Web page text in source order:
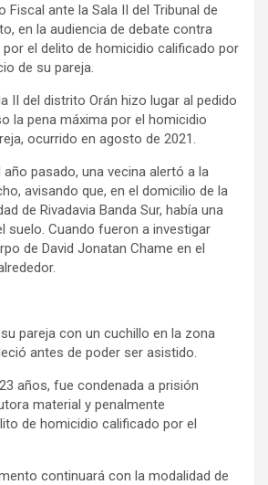
Fiscal ante la Sala II del Tribunal de
en la audiencia de debate contra
por el delito de homicidio calificado por
de su pareja.
II del distrito Orán hizo lugar al pedido
la pena máxima por el homicidio
ocurrido en agosto de 2021.
pasado, una vecina alertó a la
avisando que, en el domicilio de la
de Rivadavia Banda Sur, había una
suelo. Cuando fueron a investigar
de David Jonatan Chame en el
pareja con un cuchillo en la zona
antes de poder ser asistido.
años, fue condenada a prisión
material y penalmente
de homicidio calificado por el
continuará con la modalidad de